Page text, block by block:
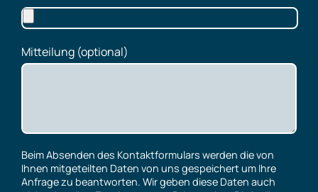
Mitteilung (optional)
Beim Absenden des Kontaktformulars werden die von
Ihnen mitgeteilten Daten von uns gespeichert um Ihre
Anfrage zu beantworten. Wir geben diese Daten auch